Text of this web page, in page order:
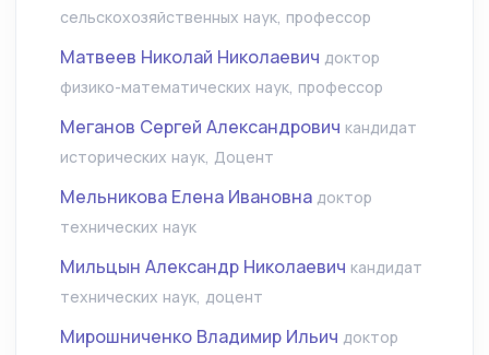
сельскохозяйственных наук, профессор
Матвеев Николай Николаевич доктор
физико-математических наук, профессор
Меганов Сергей Александрович кандидат
исторических наук, Доцент
Мельникова Елена Ивановна доктор
технических наук
Мильцын Александр Николаевич кандидат
технических наук, доцент
Мирошниченко Владимир Ильич доктор